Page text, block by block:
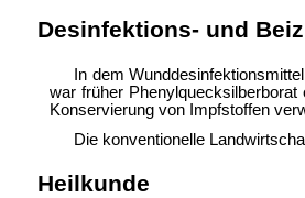
Desinfektions- und
In dem
war früher Phenylquecksilberborat
Konservierung von Impfstoffen
Die konventionelle
Heilkunde